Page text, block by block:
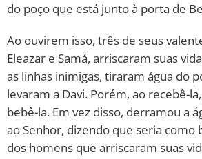
do poço que está junto à porta de
Ao ouvirem isso, três de seus
Eleazar e Samá, arriscaram suas
as linhas inimigas, tiraram água do
levaram a Davi. Porém, ao recebê-
bebê-la. Em vez disso, derramou a
ao Senhor, dizendo que seria como
dos homens que arriscaram suas